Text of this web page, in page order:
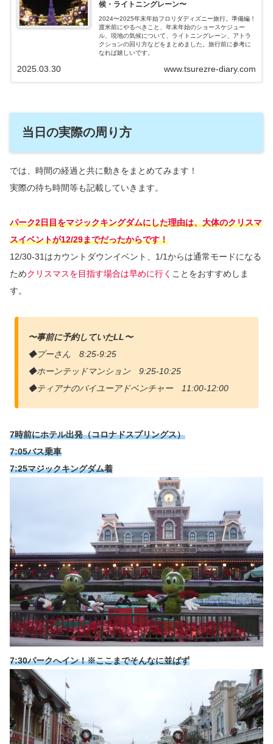
候・ライトニングレーン〜
2024〜2025年末年始フロリダディズニー旅行。準備編！
渡米前にやるべきこと、年末年始のショースケジュー
ル、現地の気候について、ライトニングレーン、アトラ
クションの回り方などをまとめました。旅行前に参考に
なれば嬉しいです。
www.tsurezre-diary.com
2025.03.30
当日の実際の周り方
では、時間の経過と共に動きをまとめてみます！
実際の待ち時間等も記載していきます。
パーク2日目をマジックキングダムにした理由は、大体のクリスマ
スイベントが12/29までだったからです！
12/30-31はカウントダウンイベント、1/1からは通常モードになる
ためクリスマスを目指す場合は早めに行く ことをおすすめしま
す。
〜事前に予約していたLL〜
◆プーさん 8:25-9:25
◆ホーンテッドマンション 9:25-10:25
◆ティアナのバイユーアドベンチャー 11:00-12:00
7時前にホテル出発（コロナドスプリングス）
7:05バス乗車
7:25マジックキングダム着
7:30パークへイン！※ここまでそんなに並ばず